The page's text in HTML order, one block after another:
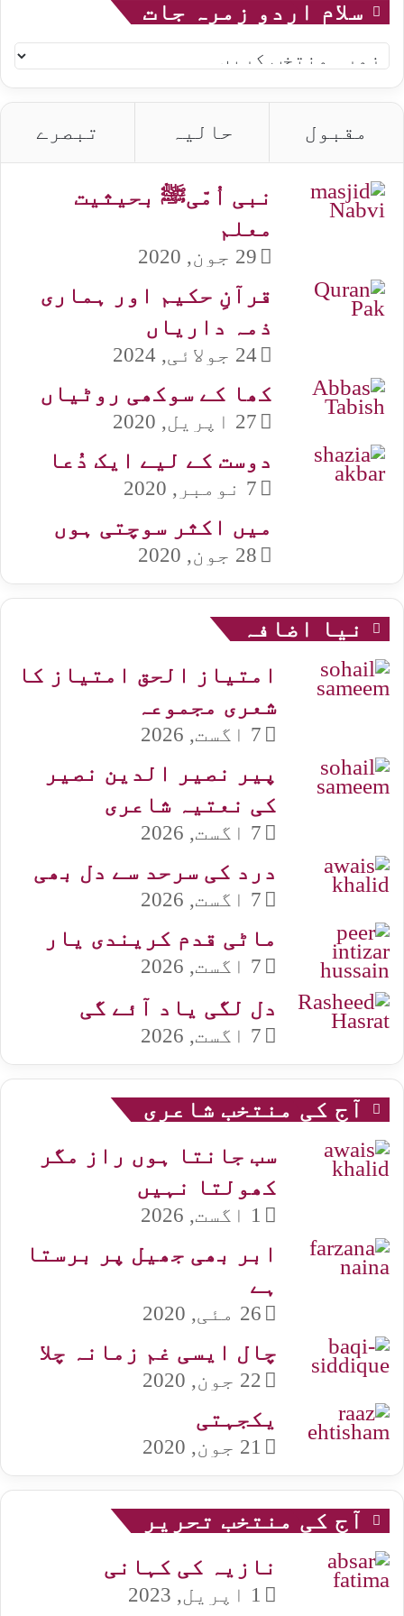
سلام اردو زمرہ جات
سلام
اردو
زمرہ
جات
مقبول حالیہ تبصرے
نبی اُمّیﷺ بحیثیت
معلم
29 جون, 2020
قرآنِ حکیم اور ہماری
ذمہ داریاں
24 جولائی, 2024
کھا کے سوکھی روٹیاں
27 اپریل, 2020
دوست کے لیے ایک دُعا
7 نومبر, 2020
میں اکثر سوچتی ہوں
28 جون, 2020
نیا اضافہ
امتیاز الحق امتیاز کا
شعری مجموعہ
7 اگست, 2026
پیر نصیر الدین نصیر
کی نعتیہ شاعری
7 اگست, 2026
درد کی سرحد سے دل بھی
7 اگست, 2026
ماٹی قدم کریندی یار
7 اگست, 2026
دل لگی یاد آئے گی
7 اگست, 2026
آج کی منتخب شاعری
سب جانتا ہوں راز مگر
کھولتا نہیں
1 اگست, 2026
ابر بھی جھیل پر برستا
ہے
26 مئی, 2020
چال ایسی غم زمانہ چلا
22 جون, 2020
یکجہتی
21 جون, 2020
آج کی منتخب تحریر
نازیہ کی کہانی
1 اپریل, 2023